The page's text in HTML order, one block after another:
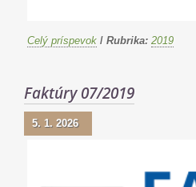
Celý príspevok / Rubrika: 2019
Faktúry 07/2019
5. 1. 2026